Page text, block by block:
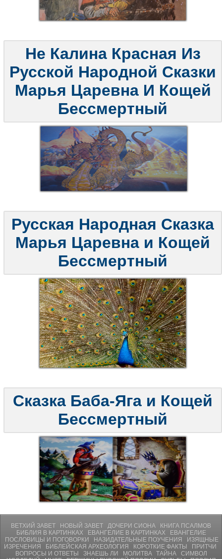
Не Калина Красная Из
Русской Народной Сказки
Марья Царевна И Кощей
Бессмертный
Русская Народная Сказка
Марья Царевна и Кощей
Бессмертный
Сказка Баба-Яга и Кощей
Бессмертный
ВЕТХИЙ ЗАВЕТ НОВЫЙ ЗАВЕТ ДОЧЕРИ СИОНА
КНИГА ПСАЛМОВ
БИБЛИЯ В КАРТИНКАХ
ЕВАНГЕЛИЕ В КАРТИНКАХ
ЕВАНГЕЛИЕ
ПОСЛОВИЦЫ И ПОГОВОРКИ
НАЗИДАТЕЛЬНЫЕ ПОУЧЕНИЯ
ИЗЯЩНЫЕ
ИЗРЕЧЕНИЯ
БИБЛЕЙСКАЯ АРХЕОЛОГИЯ КОРОТКИЕ ФАКТЫ
ПРИТЧИ
ВОПРОСЫ И ОТВЕТЫ
ЗНАЕШЬ ЛИ МОЛИТВA ТАЙНА
СИМВОЛ